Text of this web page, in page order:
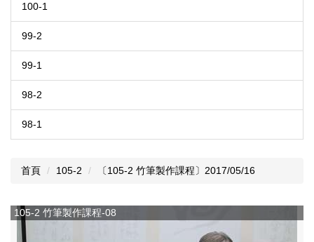
100-1
99-2
99-1
98-2
98-1
首頁 105-2 〔105-2 竹筆製作課程〕2017/05/16
105-2 竹筆製作課程-08